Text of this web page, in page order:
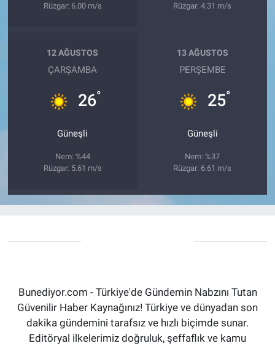
Rüzgar: 6.00 m/s
Rüzgar: 4.31 m/s
12 AĞUSTOS
ÇARŞAMBA
26°
Güneşli
Nem: %44
Rüzgar: 5.61 m/s
13 AĞUSTOS
PERŞEMBE
25°
Güneşli
Nem: %37
Rüzgar: 6.61 m/s
Bunediyor.com - Türkiye'de Gündemin Nabzını Tutan
Güvenilir Haber Kaynağınız! Türkiye ve dünyadan son
dakika gündemini tarafsız ve hızlı biçimde sunar.
Editöryal ilkelerimiz doğruluk, şeffaflık ve kamu